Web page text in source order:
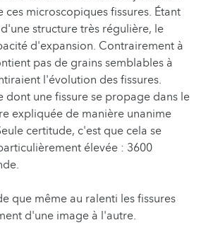
microscopiques fissures. Étant
structure très régulière, le
d'expansion. Contrairement à
pas de grains semblables à
l'évolution des fissures.
dont une fissure se propage dans le
expliquée de manière unanime
certitude, c'est que cela se
élevée : 3600
que même au ralenti les fissures
d'une image à l'autre.